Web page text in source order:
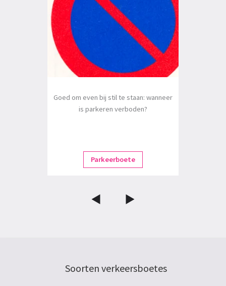
Goed om even bij stil te staan: wanneer
is parkeren verboden?
Parkeerboete
Soorten verkeersboetes